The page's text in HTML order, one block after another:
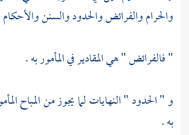
والحرام والفرائض والحدود والسنن
" فالفرائض " هي المقادير في المأمور به .
و " الحدود " النهايات لما يجوز من المباح
به .